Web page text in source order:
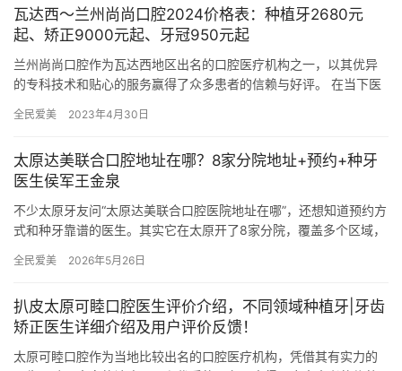
瓦达西～兰州尚尚口腔2024价格表：种植牙2680元
起、矫正9000元起、牙冠950元起
兰州尚尚口腔作为瓦达西地区出名的口腔医疗机构之一，以其优异
的专科技术和贴心的服务赢得了众多患者的信赖与好评。 在当下医
品质…
全民爱美 2023年4月30日
太原达美联合口腔地址在哪？8家分院地址+预约+种牙
医生侯军王金泉
不少太原牙友问“太原达美联合口腔医院地址在哪”，还想知道预约方
式和种牙靠谱的医生。其实它在太原开了8家分院，覆盖多个区域，
全民爱美 2026年5月26日
扒皮太原可睦口腔医生评价介绍，不同领域种植牙|牙齿
矫正医生详细介绍及用户评价反馈！
太原可睦口腔作为当地比较出名的口腔医疗机构，凭借其有实力的